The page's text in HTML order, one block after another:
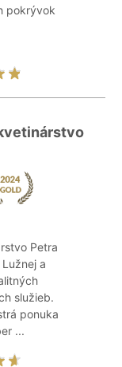
pokrývok
Petra
a
služieb.
ponuka
...